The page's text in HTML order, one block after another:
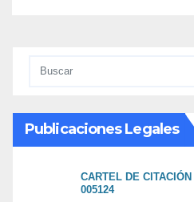
Publicaciones Legales
CARTEL DE
005124